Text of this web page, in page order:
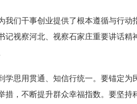
们干事创业提供了根本遵循与行动
视察河北、视察石家庄重要讲话精
思用贯通、知信行统一。要锚定为
，不断提升群众幸福指数。要坚持